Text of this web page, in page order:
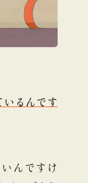
いるんです
んですけ